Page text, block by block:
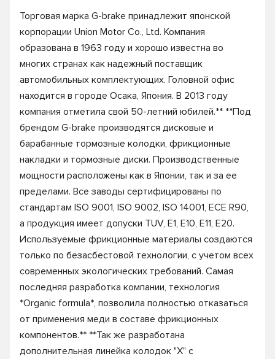
Торговая марка G-brake принадлежит японской
корпорации Union Motor Co., Ltd. Компания
образована в 1963 году и хорошо известна во
многих странах как надежный поставщик
автомобильных комплектующих. Головной офис
находится в городе Осака, Япония. В 2013 году
компания отметила свой 50-летний юбилей.** **Под
брендом G-brake производятся дисковые и
барабанные тормозные колодки, фрикционные
накладки и тормозные диски. Производственные
мощности расположены как в Японии, так и за ее
пределами. Все заводы сертифицированы по
стандартам ISO 9001, ISO 9002, ISO 14001, ECE R90,
а продукция имеет допуски TUV, E1, E10, E11, E20.
Используемые фрикционные материалы создаются
только по безасбестовой технологии, с учетом всех
современных экологических требований. Самая
последняя разработка компании, технология
*Organic formula*, позволила полностью отказаться
от применения меди в составе фрикционных
компонентов.** **Так же разработана
дополнительная линейка колодок "X" с